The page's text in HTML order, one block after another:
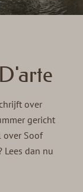
over
gericht
over Soof
Lees dan nu